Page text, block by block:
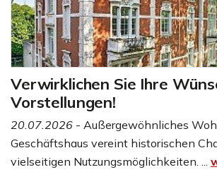
Verwirklichen Sie Ihre
Vorstellungen!
20.07.2026 - Außergewöhnliches
Geschäftshaus vereint historischen
vielseitigen Nutzungsmöglichkeiten. ...